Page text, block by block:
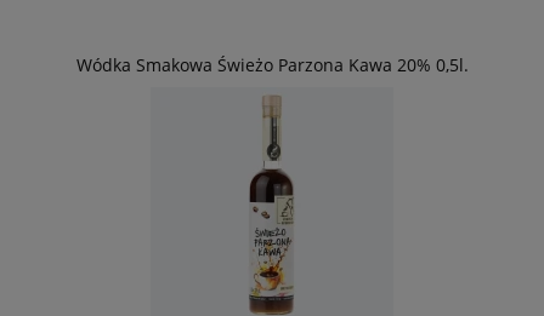
Wódka Smakowa Świeżo Parzona Kawa 20% 0,5l.